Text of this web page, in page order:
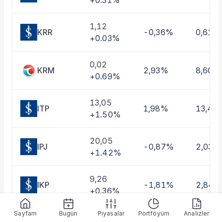
KRR
1,12
+0.03%
-0,36% 0,61%
KRM
0,02
+0.69%
2,93% 8,60%
ITP
13,05
+1.50%
1,98%
IPJ
20,05
+1.42%
-0,87% 2,03%
IKP
9,26
+0.36%
-1,81% 2,84%
9,75
Sayfam Bugün Piyasalar Portföyüm Analizler